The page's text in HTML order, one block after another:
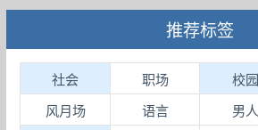
推荐标签
社会 职场 校园
风月场 语言 男人